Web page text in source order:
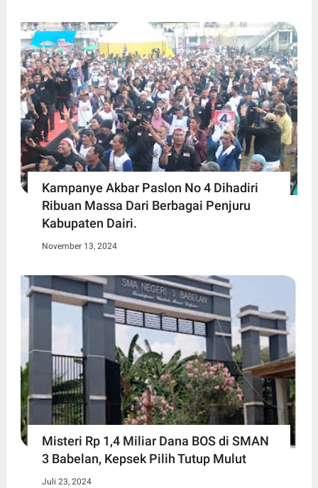
Kampanye Akbar Paslon No 4 Dihadiri
Ribuan Massa Dari Berbagai Penjuru
Kabupaten Dairi.
November 13, 2024
Misteri Rp 1,4 Miliar Dana BOS di SMAN
3 Babelan, Kepsek Pilih Tutup Mulut
Juli 23, 2024